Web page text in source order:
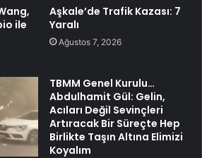
ile
Aşkale’de Trafik Kazası: 7
Yaralı
Ağustos 7, 2026
TBMM Genel Kurulu…
Abdulhamit Gül: Gelin,
Acıları Değil Sevinçleri
Artıracak Bir Süreçte Hep
Birlikte Taşın Altına Elimizi
Koyalım